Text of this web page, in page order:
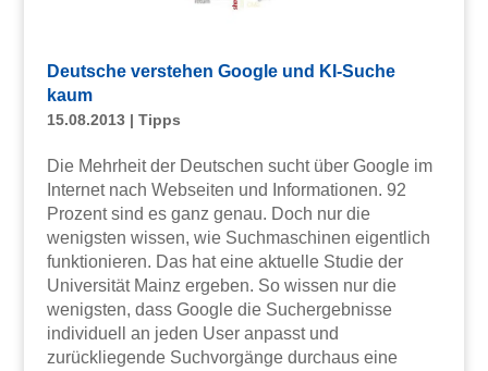
Deutsche verstehen Google und KI-Suche
kaum
15.08.2013| Tipps
Die Mehrheit der Deutschen sucht über Google im
Internet nach Webseiten und Informationen. 92
Prozent sind es ganz genau. Doch nur die
wenigsten wissen, wie Suchmaschinen eigentlich
funktionieren. Das hat eine aktuelle Studie der
Universität Mainz ergeben. So wissen nur die
wenigsten, dass Google die Suchergebnisse
individuell an jeden User anpasst und
zurückliegende Suchvorgänge durchaus eine